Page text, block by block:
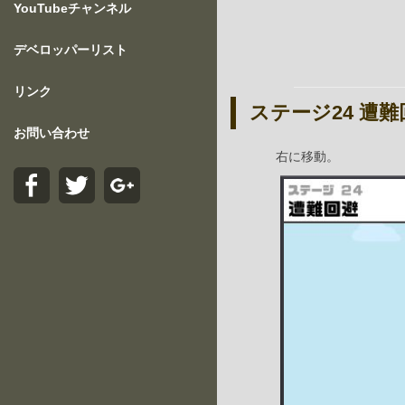
YouTubeチャンネル
デベロッパーリスト
リンク
お問い合わせ
ステージ24 遭難
右に移動。